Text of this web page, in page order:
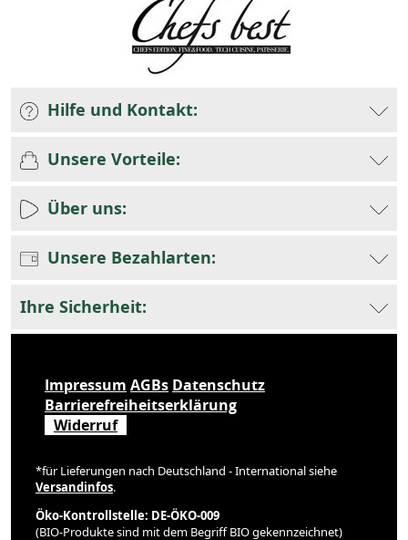
Hilfe und Kontakt:
Unsere Vorteile:
Über uns:
Unsere Bezahlarten:
Ihre Sicherheit:
Impressum AGBs Datenschutz
Barrierefreiheitserklärung
Widerruf
*für Lieferungen nach Deutschland - International siehe
Versandinfos.
Öko-Kontrollstelle: DE-ÖKO-009
(BIO-Produkte sind mit dem Begriff BIO gekennzeichnet)